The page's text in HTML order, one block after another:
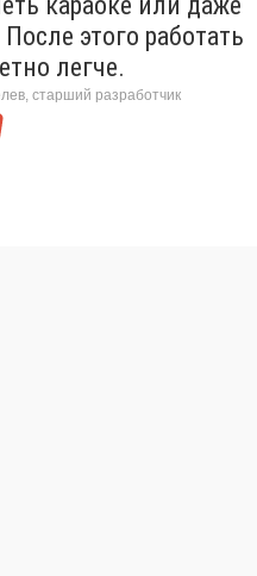
этого работать
легче.
старший разработчик